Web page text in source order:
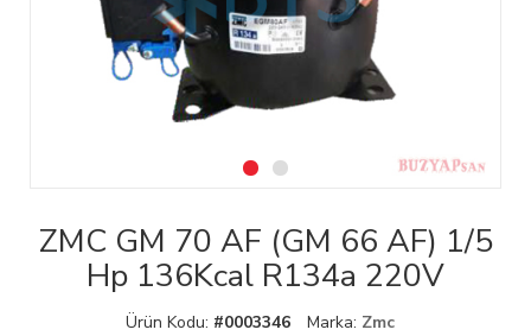
ZMC GM 70 AF (GM 66 AF) 1/5
Hp 136Kcal R134a 220V
Ürün Kodu: #0003346 Marka: Zmc